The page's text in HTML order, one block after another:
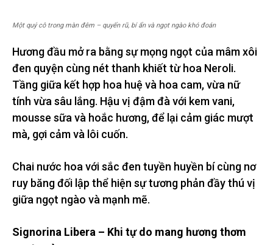
Một quý cô trong màn đêm – quyến rũ, bí ẩn và ngọt ngào khó đoán
Hương đầu mở ra bằng sự mọng ngọt của mâm xôi
đen quyện cùng nét thanh khiết từ hoa Neroli.
Tầng giữa kết hợp hoa huệ và hoa cam, vừa nữ
tính vừa sâu lắng. Hậu vị đậm đà với kem vani,
mousse sữa và hoắc hương, để lại cảm giác mượt
mà, gợi cảm và lôi cuốn.
Chai nước hoa với sắc đen tuyền huyền bí cùng nơ
ruy băng đối lập thể hiện sự tương phản đầy thú vị
giữa ngọt ngào và mạnh mẽ.
Signorina Libera – Khi tự do mang hương thơm